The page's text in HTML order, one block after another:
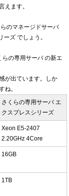
えます。
のマネージドサーバ
ズ でしょう。
の専用サーバ の新エ
が出ています。しか
ね。
さくらの専用サーバ エ
クスプレスシリーズ
Xeon E5-2407
2.20GHz 4Core
16GB
1TB